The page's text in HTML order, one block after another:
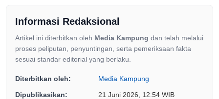
Informasi Redaksional
Artikel ini diterbitkan oleh Media Kampung dan telah melalui
proses peliputan, penyuntingan, serta pemeriksaan fakta
sesuai standar editorial yang berlaku.
Diterbitkan oleh: Media Kampung
Dipublikasikan: 21 Juni 2026, 12:54 WIB